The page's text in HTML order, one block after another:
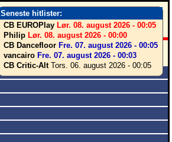
Seneste hitlister:
CB EUROPlay Lør. 08. august 2026 - 00:05
Philip Lør. 08. august 2026 - 00:00
CB Dancefloor Fre. 07. august 2026 - 00:05
vancairo Fre. 07. august 2026 - 00:03
CB Critic-AltTors. 06. august 2026 - 00:05